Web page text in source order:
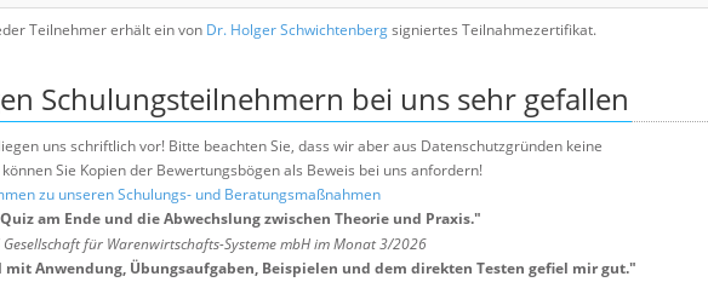
Teilnehmer erhält ein von Dr. Holger Schwichtenbergsigniertes Teilnahmezertifikat.
Schulungsteilnehmern bei uns sehr gefallen
uns schriftlich vor! Bitte beachten Sie, dass wir aber aus Datenschutzgründen keine
Sie Kopien der Bewertungsbögen als Beweis bei uns anfordern!
zu unseren Schulungs- und Beratungsmaßnahmen
am Ende und die Abwechslung zwischen Theorie und Praxis."
Gesellschaft für Warenwirtschafts-Systeme mbH im Monat 3/2026
mit Anwendung, Übungsaufgaben, Beispielen und dem direkten Testen gefiel mir gut."